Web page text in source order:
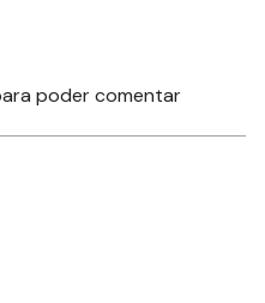
poder comentar